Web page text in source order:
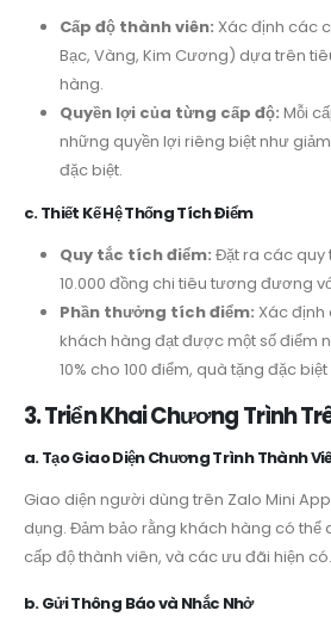
Cấp độ thành viên: Xác định các
Bạc, Vàng, Kim Cương) dựa trên
hàng.
Quyền lợi của từng cấp độ: Mỗi
những quyền lợi riêng biệt như
đặc biệt.
c. Thiết Kế Hệ Thống Tích Điểm
Quy tắc tích điểm: Đặt ra các quy
10.000 đồng chi tiêu tương đương
Phần thưởng tích điểm: Xác định
khách hàng đạt được một số điểm
10% cho 100 điểm, quà tặng đặc
3. Triển Khai Chương Trình
a. Tạo Giao Diện Chương Trình Thành
Giao diện người dùng trên Zalo Mini
dụng. Đảm bảo rằng khách hàng có thể
cấp độ thành viên, và các ưu đãi hiện có.
b. Gửi Thông Báo và Nhắc Nhở